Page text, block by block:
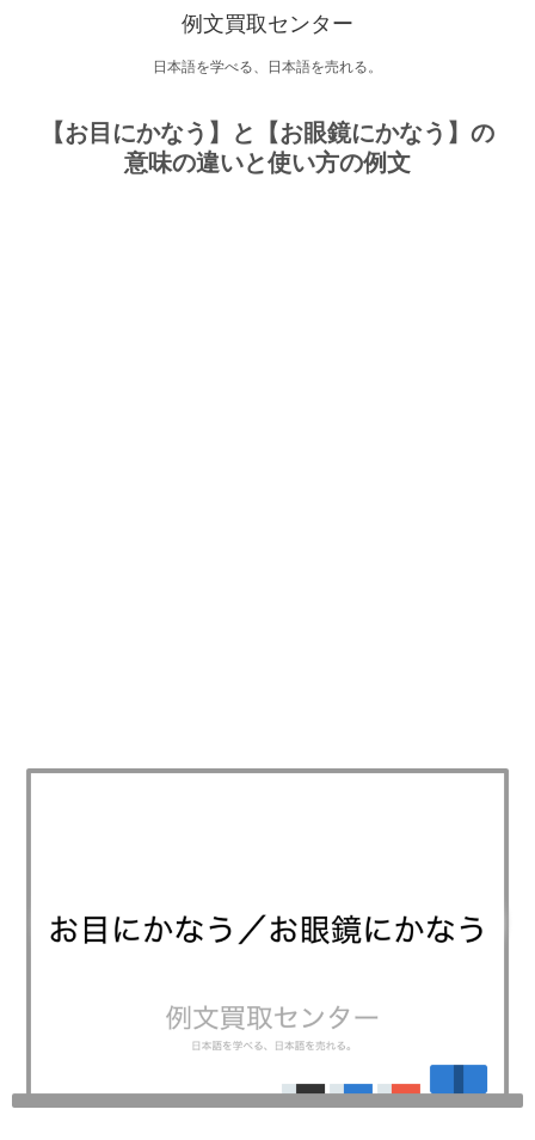
例文買取センター
日本語を学べる、日本語を売れる。
【お目にかなう】と【お眼鏡にかなう】の
意味の違いと使い方の例文